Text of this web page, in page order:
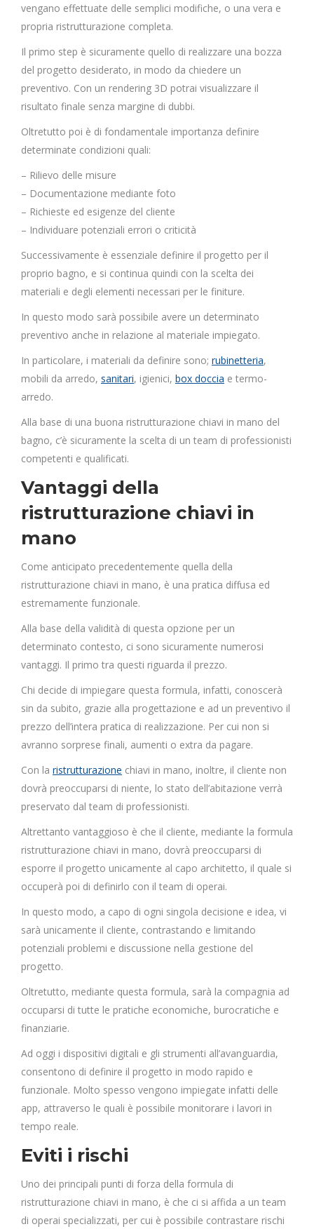
vengano effettuate delle semplici modifiche, o una vera e
propria ristrutturazione completa.
Il primo step è sicuramente quello di realizzare una bozza
del progetto desiderato, in modo da chiedere un
preventivo. Con un rendering 3D potrai visualizzare il
risultato finale senza margine di dubbi.
Oltretutto poi è di fondamentale importanza definire
determinate condizioni quali:
– Rilievo delle misure
– Documentazione mediante foto
– Richieste ed esigenze del cliente
– Individuare potenziali errori o criticità
Successivamente è essenziale definire il progetto per il
proprio bagno, e si continua quindi con la scelta dei
materiali e degli elementi necessari per le finiture.
In questo modo sarà possibile avere un determinato
preventivo anche in relazione al materiale impiegato.
In particolare, i materiali da definire sono; rubinetteria,
mobili da arredo, sanitari, igienici, box doccia e termo-
arredo.
Alla base di una buona ristrutturazione chiavi in mano del
bagno, c’è sicuramente la scelta di un team di professionisti
competenti e qualificati.
Vantaggi della
ristrutturazione chiavi in
mano
Come anticipato precedentemente quella della
ristrutturazione chiavi in mano, è una pratica diffusa ed
estremamente funzionale.
Alla base della validità di questa opzione per un
determinato contesto, ci sono sicuramente numerosi
vantaggi. Il primo tra questi riguarda il prezzo.
Chi decide di impiegare questa formula, infatti, conoscerà
sin da subito, grazie alla progettazione e ad un preventivo il
prezzo dell’intera pratica di realizzazione. Per cui non si
avranno sorprese finali, aumenti o extra da pagare.
Con la ristrutturazione chiavi in mano, inoltre, il cliente non
dovrà preoccuparsi di niente, lo stato dell’abitazione verrà
preservato dal team di professionisti.
Altrettanto vantaggioso è che il cliente, mediante la formula
ristrutturazione chiavi in mano, dovrà preoccuparsi di
esporre il progetto unicamente al capo architetto, il quale si
occuperà poi di definirlo con il team di operai.
In questo modo, a capo di ogni singola decisione e idea, vi
sarà unicamente il cliente, contrastando e limitando
potenziali problemi e discussione nella gestione del
progetto.
Oltretutto, mediante questa formula, sarà la compagnia ad
occuparsi di tutte le pratiche economiche, burocratiche e
finanziarie.
Ad oggi i dispositivi digitali e gli strumenti all’avanguardia,
consentono di definire il progetto in modo rapido e
funzionale. Molto spesso vengono impiegate infatti delle
app, attraverso le quali è possibile monitorare i lavori in
tempo reale.
Eviti i rischi
Uno dei principali punti di forza della formula di
ristrutturazione chiavi in mano, è che ci si affida a un team
di operai specializzati, per cui è possibile contrastare rischi